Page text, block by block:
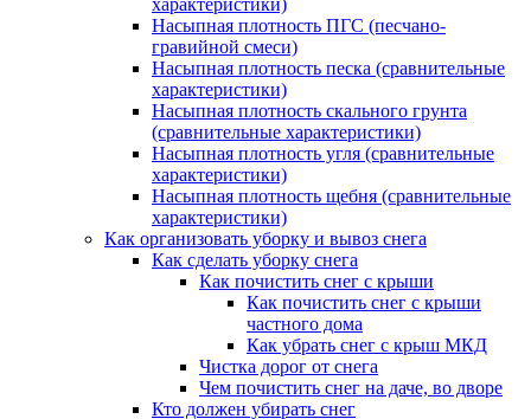
характеристики)
Насыпная плотность ПГС (песчано-
гравийной смеси)
Насыпная плотность песка (сравнительные
характеристики)
Насыпная плотность скального грунта
(сравнительные характеристики)
Насыпная плотность угля (сравнительные
характеристики)
Насыпная плотность щебня (сравнительные
характеристики)
Как организовать уборку и вывоз снега
Как сделать уборку снега
Как почистить снег с крыши
Как почистить снег с крыши
частного дома
Как убрать снег с крыш МКД
Чистка дорог от снега
Чем почистить снег на даче, во дворе
Кто должен убирать снег